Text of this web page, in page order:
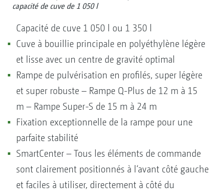
capacité de cuve de 1 050 l
Capacité de cuve 1 050 l ou 1 350 l
Cuve à bouillie principale en polyéthylène légère
et lisse avec un centre de gravité optimal
Rampe de pulvérisation en profilés, super légère
et super robuste – Rampe Q-Plus de 12 m à 15
m – Rampe Super-S de 15 m à 24 m
Fixation exceptionnelle de la rampe pour une
parfaite stabilité
SmartCenter – Tous les éléments de commande
sont clairement positionnés à l‘avant côté gauche
et faciles à utiliser, directement à côté du